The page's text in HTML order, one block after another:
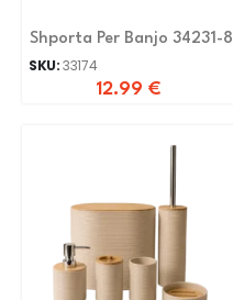
Shporta Per Banjo 34231-8
SKU:33174
12.99 €